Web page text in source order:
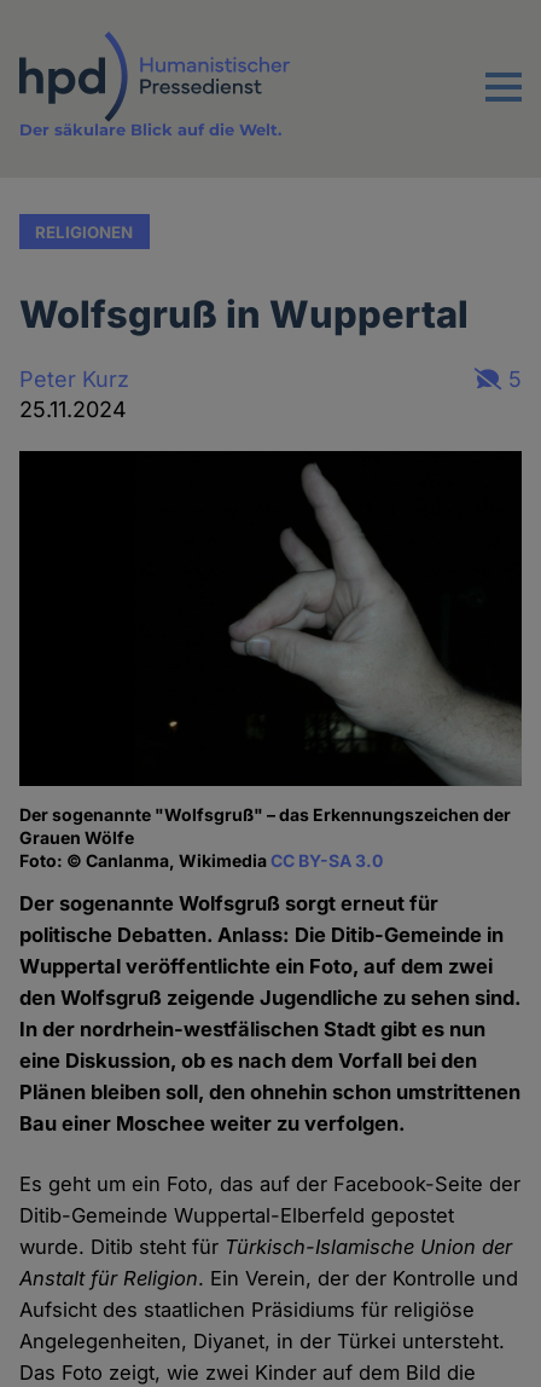
Inhalt
Menu
Der säkulare Blick auf die Welt.
RELIGIONEN
Wolfsgruß in Wuppertal
Peter Kurz
25.11.2024
5
Der sogenannte "Wolfsgruß" – das Erkennungszeichen der
Grauen Wölfe
Foto: © Canlanma, WikimediaCC BY-SA 3.0
Der sogenannte Wolfsgruß sorgt erneut für
politische Debatten. Anlass: Die Ditib-Gemeinde in
Wuppertal veröffentlichte ein Foto, auf dem zwei
den Wolfsgruß zeigende Jugendliche zu sehen sind.
In der nordrhein-westfälischen Stadt gibt es nun
eine Diskussion, ob es nach dem Vorfall bei den
Plänen bleiben soll, den ohnehin schon umstrittenen
Bau einer Moschee weiter zu verfolgen.
Es geht um ein Foto, das auf der Facebook-Seite der
Ditib-Gemeinde Wuppertal-Elberfeld gepostet
wurde. Ditib steht für Türkisch-Islamische Union der
Anstalt für Religion. Ein Verein, der der Kontrolle und
Aufsicht des staatlichen Präsidiums für religiöse
Angelegenheiten, Diyanet, in der Türkei untersteht.
Das Foto zeigt, wie zwei Kinder auf dem Bild die